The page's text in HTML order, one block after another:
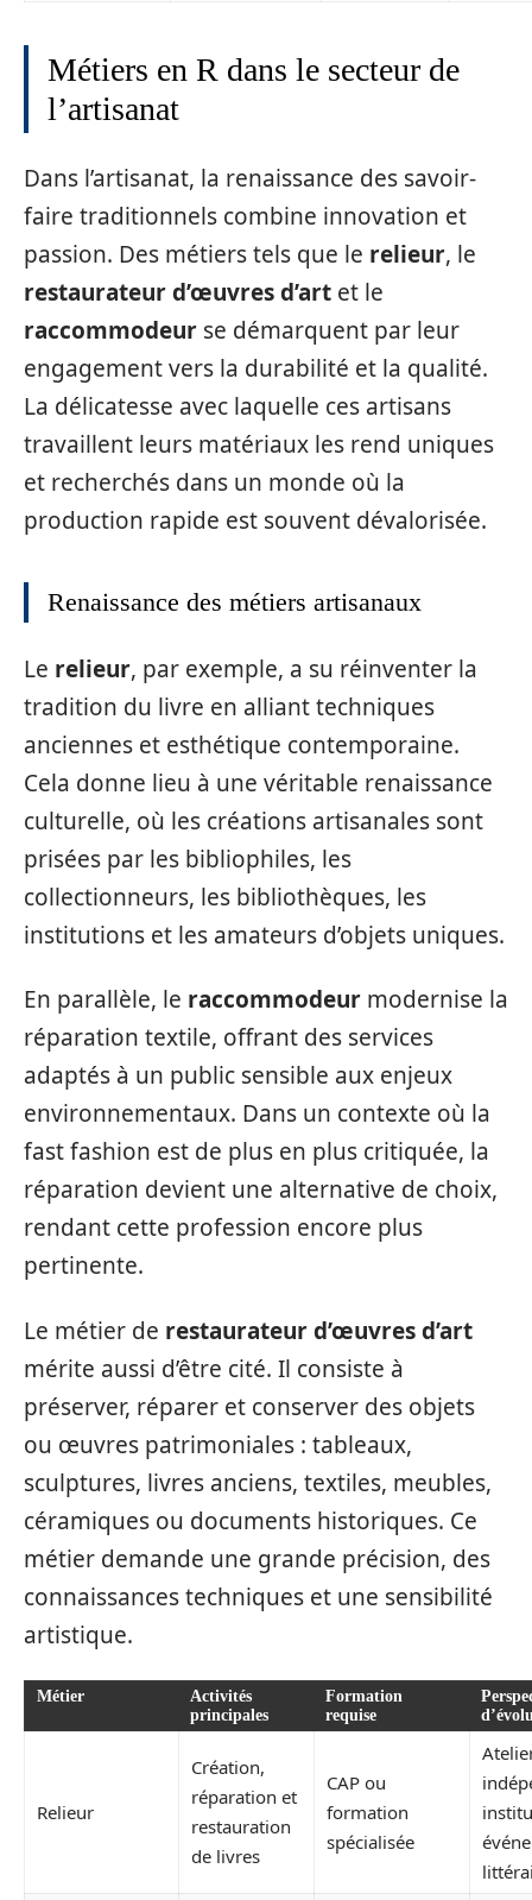
Métiers en R dans le secteur de
l’artisanat
Dans l’artisanat, la renaissance des savoir-
faire traditionnels combine innovation et
passion. Des métiers tels que le relieur, le
restaurateur d’œuvres d’art et le
raccommodeur se démarquent par leur
engagement vers la durabilité et la qualité.
La délicatesse avec laquelle ces artisans
travaillent leurs matériaux les rend uniques
et recherchés dans un monde où la
production rapide est souvent dévalorisée.
Renaissance des métiers artisanaux
Le relieur, par exemple, a su réinventer la
tradition du livre en alliant techniques
anciennes et esthétique contemporaine.
Cela donne lieu à une véritable renaissance
culturelle, où les créations artisanales sont
prisées par les bibliophiles, les
collectionneurs, les bibliothèques, les
institutions et les amateurs d’objets uniques.
En parallèle, le raccommodeur modernise la
réparation textile, offrant des services
adaptés à un public sensible aux enjeux
environnementaux. Dans un contexte où la
fast fashion est de plus en plus critiquée, la
réparation devient une alternative de choix,
rendant cette profession encore plus
pertinente.
Le métier de restaurateur d’œuvres d’art
mérite aussi d’être cité. Il consiste à
préserver, réparer et conserver des objets
ou œuvres patrimoniales : tableaux,
sculptures, livres anciens, textiles, meubles,
céramiques ou documents historiques. Ce
métier demande une grande précision, des
connaissances techniques et une sensibilité
artistique.
Métier
Activités
principales
Formation
requise
Relieur
Création,
réparation et
restauration
de livres
CAP ou
formation
spécialisée